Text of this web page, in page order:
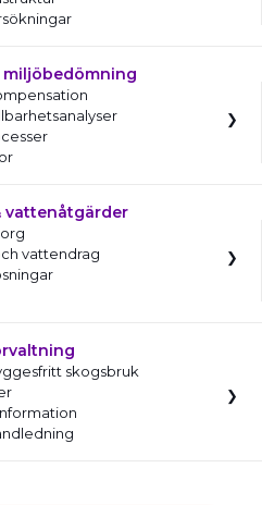
miljöbedömning
vattenåtgärder
vattendrag
skogsbruk